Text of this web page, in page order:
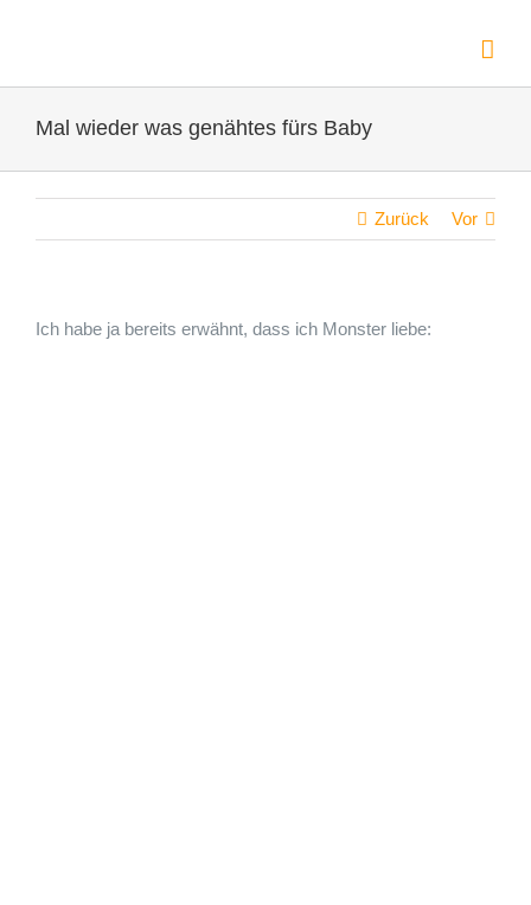
springen
Mal wieder was genähtes fürs Baby
Zurück Vor
Ich habe ja bereits erwähnt, dass ich Monster liebe: